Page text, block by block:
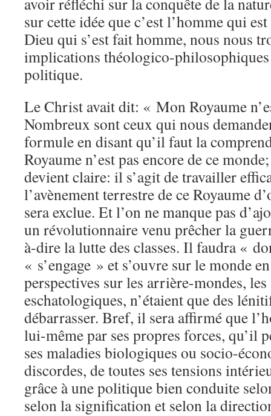
sur cette idée que c’est l’homme qui
Dieu qui s’est fait homme, nous nous
implications théologico-philosophiques
politique.
Le Christ avait dit: « Mon Royaume
Nombreux sont ceux qui nous
formule en disant qu’il faut la
Royaume n’est pas encore de ce
devient claire: il s’agit de travailler
l’avènement terrestre de ce Royaume
sera exclue. Et l’on ne manque pas
un révolutionnaire venu prêcher la
à-dire la lutte des classes. Il faudra «
« s’engage » et s’ouvre sur le monde
perspectives sur les arrière-mondes,
eschatologiques, n’étaient que des
débarrasser. Bref, il sera affirmé que
lui-même par ses propres forces, qu’il
ses maladies biologiques ou socio-
discordes, de toutes ses tensions
grâce à une politique bien conduite
selon la signification et selon la